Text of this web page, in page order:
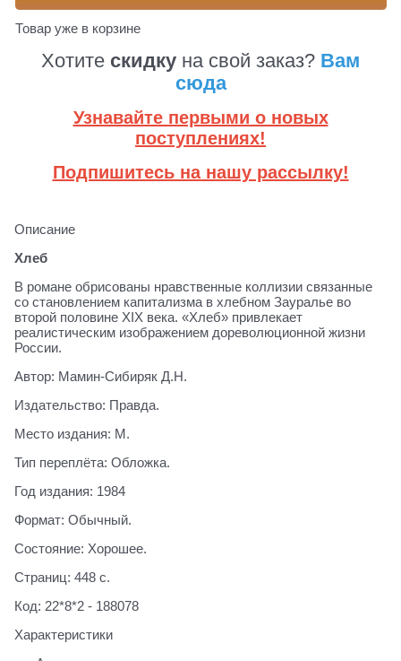
Товар уже в корзине
Хотите скидку на свой заказ? Вам
сюда
Узнавайте первыми о новых
поступлениях!
Подпишитесь на нашу рассылку!
Описание
Хлеб
В романе обрисованы нравственные коллизии связанные
со становлением капитализма в хлебном Зауралье во
второй половине XIX века. «Хлеб» привлекает
реалистическим изображением дореволюционной жизни
России.
Автор: Мамин-Сибиряк Д.Н.
Издательство: Правда.
Место издания: М.
Тип переплёта: Обложка.
Год издания: 1984
Формат: Обычный.
Состояние: Хорошее.
Страниц: 448 с.
Код: 22*8*2 - 188078
Характеристики